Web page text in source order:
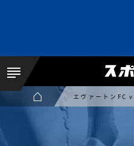
エヴァートンFC